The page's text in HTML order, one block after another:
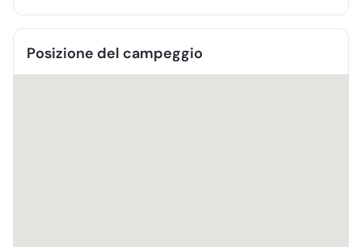
Posizione del campeggio